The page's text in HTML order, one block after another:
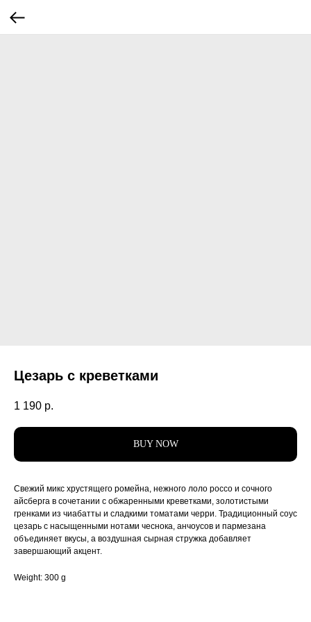
Цезарь с креветками
1 190 р.
BUY NOW
Свежий микс хрустящего ромейна, нежного лоло россо и сочного
айсберга в сочетании с обжаренными креветками, золотистыми
гренками из чиабатты и сладкими томатами черри. Традиционный соус
цезарь с насыщенными нотами чеснока, анчоусов и пармезана
объединяет вкусы, а воздушная сырная стружка добавляет
завершающий акцент.
Weight: 300 g